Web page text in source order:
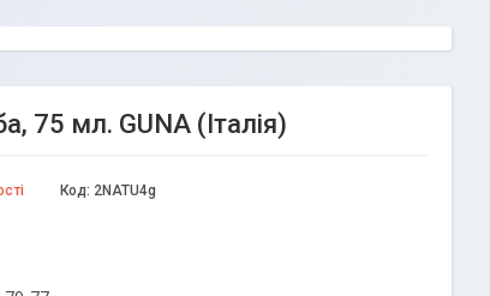
75 мл. GUNA (Італія)
Код: 2NATU4g